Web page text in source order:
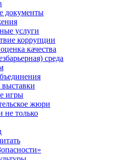
документы
услуги
коррупции
качества
среда
игры
жюри
не только